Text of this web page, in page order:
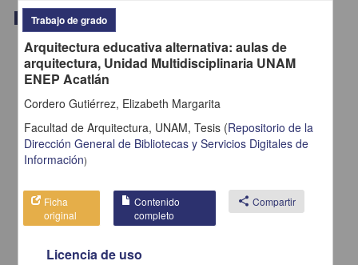
Trabajo de grado
Creación musical en perspectiva: tres ensayos
Trabajo de grado
Arquitectura educativa alternativa: aulas de
arquitectura, Unidad Multidisciplinaria UNAM
ENEP Acatlán
Cordero Gutiérrez, Elizabeth Margarita
Facultad de Arquitectura, UNAM, Tesis (Repositorio de la
Dirección General de Bibliotecas y Servicios Digitales de
Información)
Ficha
original
Contenido
completo
share Compartir
Licencia de uso